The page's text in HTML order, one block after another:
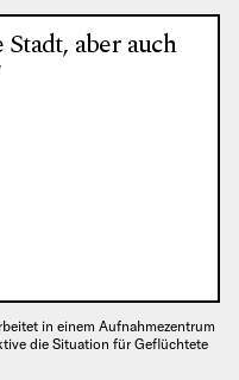
aber auch
in einem Aufnahmezentrum
die Situation für Geflüchtete